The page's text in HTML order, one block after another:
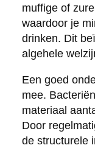
muffige of
waardoor je
drinken. Dit
algehele
Een goed
mee.
materiaal
Door
de structurele